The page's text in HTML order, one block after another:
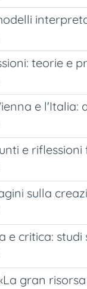
teorie e
e l'Italia:
e
sulla
e critica:
gran